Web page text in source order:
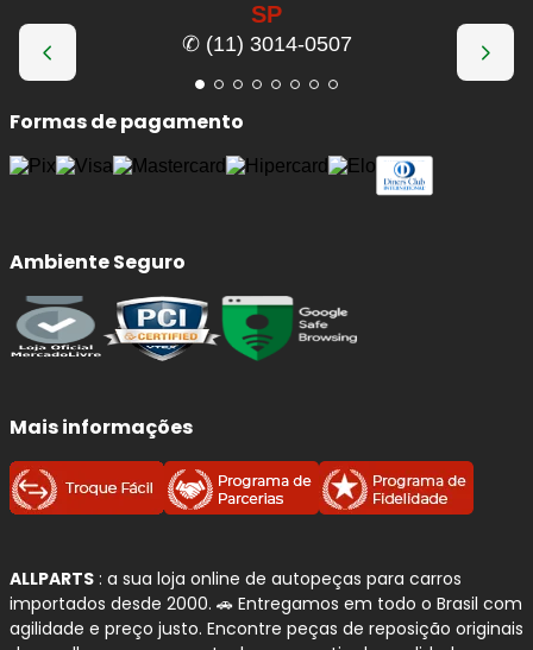
SP
✆ (11) 3014-0507
Formas de pagamento
Ambiente Seguro
Mais informações
ALLPARTS : a sua loja online de autopeças para carros
importados desde 2000. 🚗 Entregamos em todo o Brasil com
agilidade e preço justo. Encontre peças de reposição originais